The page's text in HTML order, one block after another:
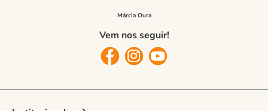
Vem nos seguir!